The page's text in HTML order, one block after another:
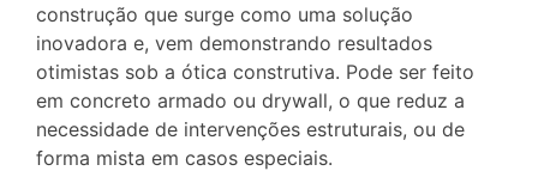
construção que surge como uma solução
inovadora e, vem demonstrando resultados
otimistas sob a ótica construtiva. Pode ser feito
em concreto armado ou drywall, o que reduz a
necessidade de intervenções estruturais, ou de
forma mista em casos especiais.